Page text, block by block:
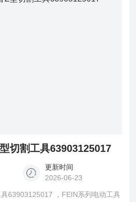
切割工具63903125017
更新时间
2026-06-23
63903125017 ，FEIN系列电动工具